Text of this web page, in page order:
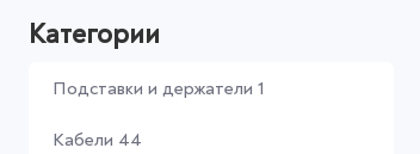
Категории
Подставки и держатели 1
Кабели 44